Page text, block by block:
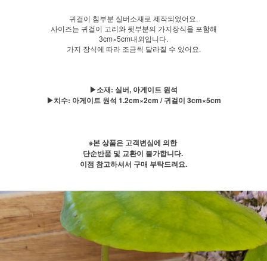
귀걸이 침부분 실버소재로 제작되었어요.
사이즈는 귀걸이 고리와 뒷부분의 가지장식을 포함해
3cm×5cm내외입니다.
가지 장식에 따라 조금씩 달라질 수 있어요.
▶소재: 실버, 아게이트 원석
▶치수: 아게이트 원석 1.2cm×2cm / 귀걸이 3cm×5cm
※본 상품은 고객변심에 의한
단순반품 및 교환이 불가합니다.
이점 참고하셔서 구매 부탁드려요.